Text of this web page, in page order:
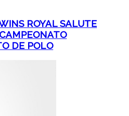
ROYAL SALUTE
DE POLO